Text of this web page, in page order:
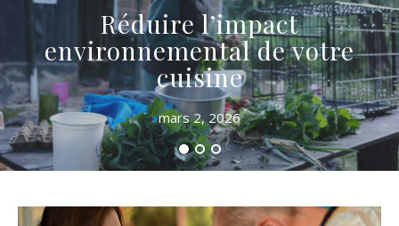
Réduire l’impact
environnemental de votre
cuisine
mars 2, 2026